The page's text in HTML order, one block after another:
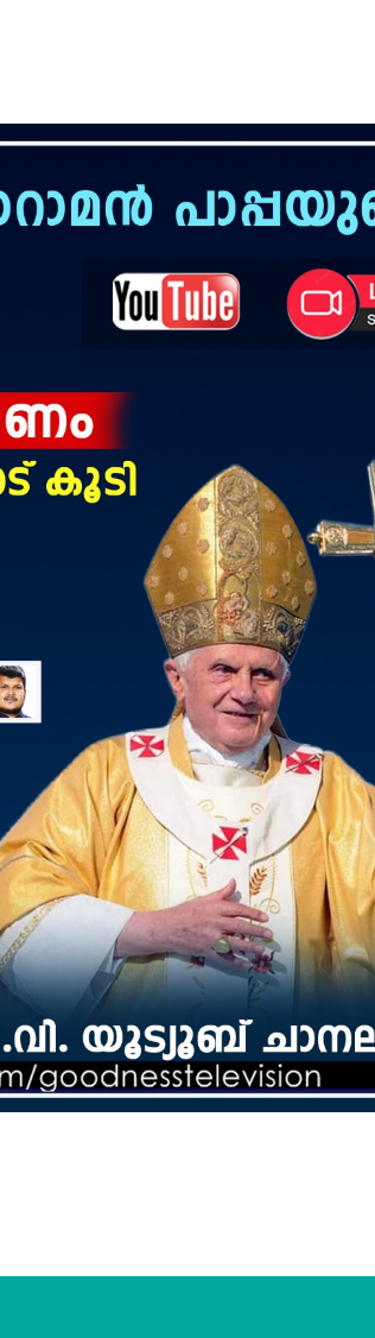
PALA VISION
About
Contact us
Subscription Plans
My account
Grievance Redressal